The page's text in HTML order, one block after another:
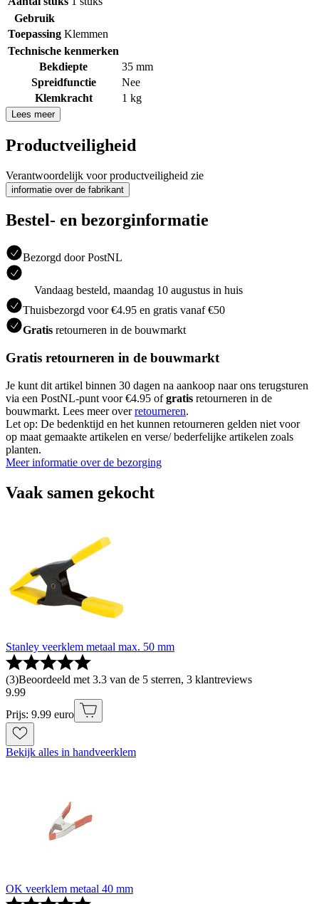
Gebruik
Toepassing Klemmen
Technische kenmerken
Bekdiepte
35 mm
Spreidfunctie
Nee
Klemkracht
1 kg
Lees meer
Productveiligheid
Verantwoordelijk voor productveiligheid zie
informatie over de fabrikant
Bestel- en bezorginformatie
Bezorgd door PostNL
Vandaag besteld, maandag 10 augustus in huis
Thuisbezorgd voor €4.95 en gratis vanaf €50
Gratis retourneren in de bouwmarkt
Gratis retourneren in de bouwmarkt
Je kunt dit artikel binnen 30 dagen na aankoop naar ons terugsturen
via een PostNL-punt voor €4.95 ofgratis retourneren in de
bouwmarkt. Lees meer overretourneren.
Let op: De bedenktijd en het kunnen retourneren gelden niet voor
op maat gemaakte artikelen en verse/ bederfelijke artikelen zoals
planten.
Meer informatie over de bezorging
Vaak samen gekocht
Stanley veerklem metaal max. 50 mm
(3)Beoordeeld met 3.3 van de 5 sterren, 3 klantreviews
9.99
Prijs: 9.99 euro
Bekijk alles in handveerklem
OK veerklem metaal 40 mm